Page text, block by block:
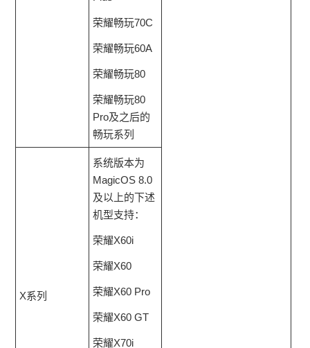
荣耀畅玩70C
荣耀畅玩60A
荣耀畅玩80
荣耀畅玩80
Pro及之后的
畅玩系列
X系列
系统版本为
MagicOS 8.0
及以上的下述
机型支持：
荣耀X60i
荣耀X60
荣耀X60 Pro
荣耀X60 GT
荣耀X70i